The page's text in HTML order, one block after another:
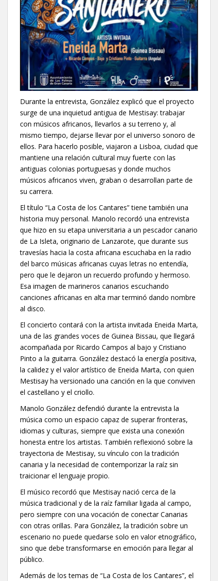
Durante la entrevista, González explicó que el proyecto
surge de una inquietud antigua de Mestisay: trabajar
con músicos africanos, llevarlos a su terreno y, al
mismo tiempo, dejarse llevar por el universo sonoro de
ellos. Para hacerlo posible, viajaron a Lisboa, ciudad que
mantiene una relación cultural muy fuerte con las
antiguas colonias portuguesas y donde muchos
músicos africanos viven, graban o desarrollan parte de
su carrera.
El título “La Costa de los Cantares” tiene también una
historia muy personal. Manolo recordó una entrevista
que hizo en su etapa universitaria a un pescador canario
de La Isleta, originario de Lanzarote, que durante sus
travesías hacia la costa africana escuchaba en la radio
del barco músicas africanas cuyas letras no entendía,
pero que le dejaron un recuerdo profundo y hermoso.
Esa imagen de marineros canarios escuchando
canciones africanas en alta mar terminó dando nombre
al disco.
El concierto contará con la artista invitada Eneida Marta,
una de las grandes voces de Guinea Bissau, que llegará
acompañada por Ricardo Campos al bajo y Cristiano
Pinto a la guitarra. González destacó la energía positiva,
la calidez y el valor artístico de Eneida Marta, con quien
Mestisay ha versionado una canción en la que conviven
el castellano y el criollo.
Manolo González defendió durante la entrevista la
música como un espacio capaz de superar fronteras,
idiomas y culturas, siempre que exista una conexión
honesta entre los artistas. También reflexionó sobre la
trayectoria de Mestisay, su vínculo con la tradición
canaria y la necesidad de contemporizar la raíz sin
traicionar el lenguaje propio.
El músico recordó que Mestisay nació cerca de la
música tradicional y de la raíz familiar ligada al campo,
pero siempre con una vocación de conectar Canarias
con otras orillas. Para González, la tradición sobre un
escenario no puede quedarse solo en valor etnográfico,
sino que debe transformarse en emoción para llegar al
público.
Además de los temas de “La Costa de los Cantares”, el